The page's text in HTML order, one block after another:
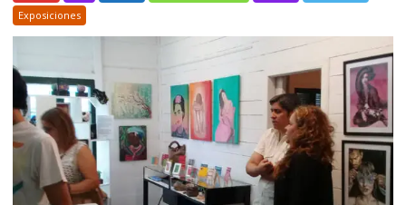
Exposiciones